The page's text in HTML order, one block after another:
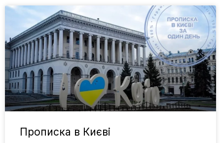
Прописка в Києві